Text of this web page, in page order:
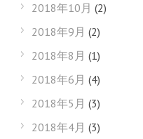
2018年10月 (2)
2018年9月 (2)
2018年8月 (1)
2018年6月 (4)
2018年5月 (3)
2018年4月 (3)